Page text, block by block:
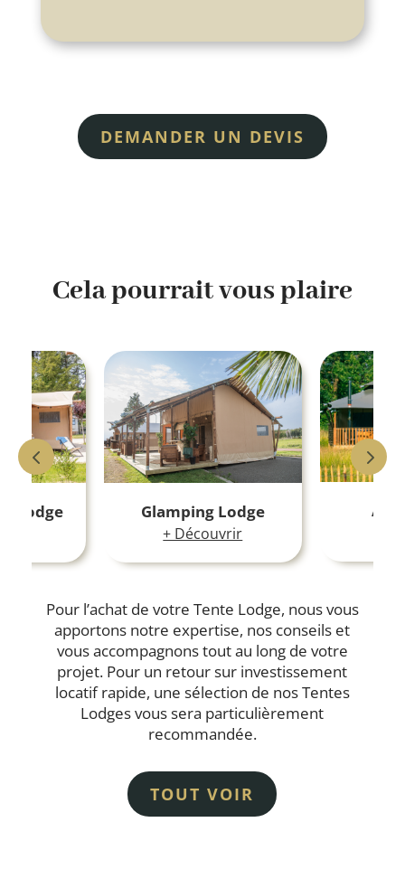
DEMANDER UN DEVIS
Cela pourrait vous plaire
Lodge Glamping Lodge
+ Découvrir
Pour l’achat de votre Tente Lodge, nous vous
apportons notre expertise, nos conseils et
vous accompagnons tout au long de votre
projet. Pour un retour sur investissement
locatif rapide, une sélection de nos Tentes
Lodges vous sera particulièrement
recommandée.
TOUT VOIR